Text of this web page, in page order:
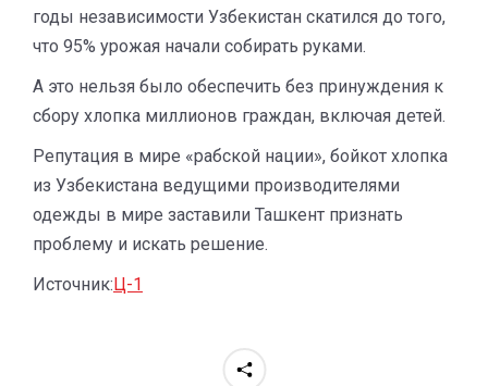
годы независимости Узбекистан скатился до того,
что 95% урожая начали собирать руками.
А это нельзя было обеспечить без принуждения к
сбору хлопка миллионов граждан, включая детей.
Репутация в мире «рабской нации», бойкот хлопка
из Узбекистана ведущими производителями
одежды в мире заставили Ташкент признать
проблему и искать решение.
Источник:Ц-1